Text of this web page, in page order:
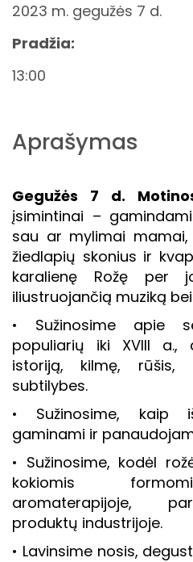
2023 m. gegužės 7 d.
Pradžia:
13:00
Aprašymas
Gegužės 7 d.
įsimintinai –
sau ar mylimai
žiedlapių skonius ir
karalienę Rožę per
iliustruojančią muziką
• Sužinosime apie
populiarių iki XVIII
istoriją, kilmę, rūšis,
subtilybes.
• Sužinosime, kaip
gaminami ir
• Sužinosime, kodėl
kokiomis
aromaterapijoje,
produktų industrijoje.
• Lavinsime nosis,